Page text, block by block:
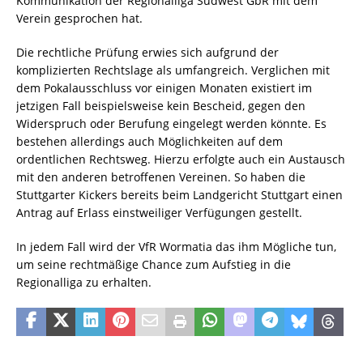
Verein gesprochen hat.
Die rechtliche Prüfung erwies sich aufgrund der
komplizierten Rechtslage als umfangreich. Verglichen mit
dem Pokalausschluss vor einigen Monaten existiert im
jetzigen Fall beispielsweise kein Bescheid, gegen den
Widerspruch oder Berufung eingelegt werden könnte. Es
bestehen allerdings auch Möglichkeiten auf dem
ordentlichen Rechtsweg. Hierzu erfolgte auch ein Austausch
mit den anderen betroffenen Vereinen. So haben die
Stuttgarter Kickers bereits beim Landgericht Stuttgart einen
Antrag auf Erlass einstweiliger Verfügungen gestellt.
In jedem Fall wird der VfR Wormatia das ihm Mögliche tun,
um seine rechtmäßige Chance zum Aufstieg in die
Regionalliga zu erhalten.